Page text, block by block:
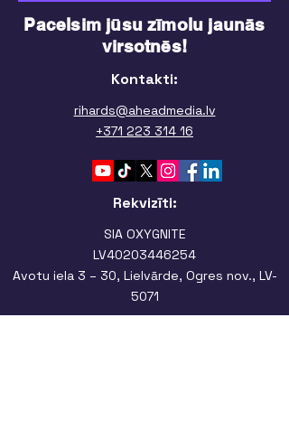
Pacelsim jūsu zīmolu jaunās
virsotnēs!
Kontakti:
rihards@aheadmedia.lv
+371 223 314 16
Rekvizīti:
SIA OXYGNITE
LV40203446254
Avotu iela 3 – 30, Lielvārde, Ogres nov., LV-
5071